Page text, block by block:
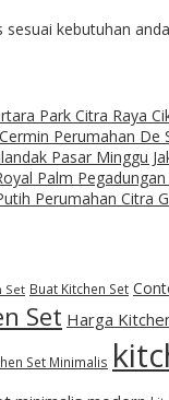
kebutuhan
Park Citra Raya
Perumahan De
Pasar Minggu
Palm Pegadungan
Perumahan Citra
Set Buat Kitchen Set
Set Harga
Set Minimalis